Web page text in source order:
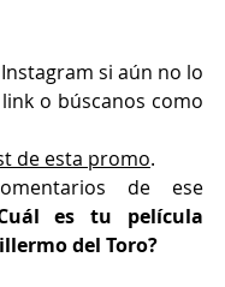
si aún no lo
o búscanos como
de esta promo.
de ese
es tu película
del Toro?